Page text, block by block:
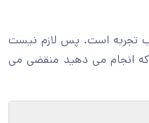
تجربه است. پس لازم نیست
که انجام می دهید منقضی می